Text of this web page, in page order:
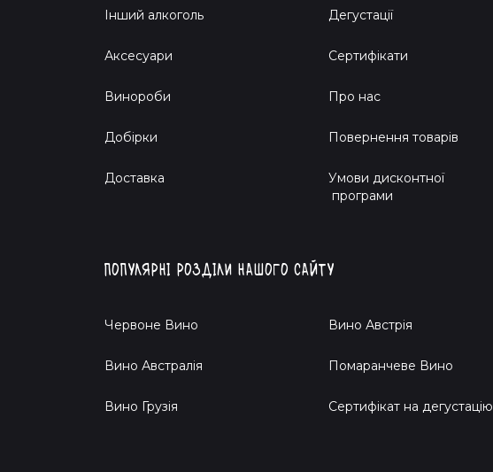
Інший алкоголь
Аксесуари
Винороби
Добірки
Доставка
Дегустації
Сертифікати
Про нас
Повернення товарів
Умови дисконтної
програми
Популярні розділи нашого сайту
Червоне Вино
Вино Австралія
Вино Грузія
Вино Австрія
Помаранчеве Вино
Cертифікат на дегустацію